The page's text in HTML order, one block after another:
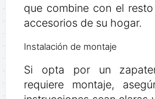
que combine con el
accesorios de su hogar.
Instalación de montaje
Si opta por un
requiere montaje,